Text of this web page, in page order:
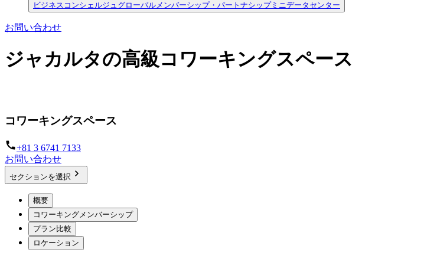
ビジネスコンシェルジュ グローバルメンバーシップ・パートナシップミニデータセンター
お問い合わせ
ジャカルタの高級コワーキングスペース
コワーキングスペース
+81 3 6741 7133
お問い合わせ
セクションを選択
概要
コワーキングメンバーシップ
プラン比較
ロケーション